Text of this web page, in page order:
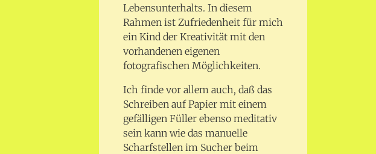
Lebensunterhalts. In diesem
Rahmen ist Zufriedenheit für mich
ein Kind der Kreativität mit den
vorhandenen eigenen
fotografischen Möglichkeiten.
Ich finde vor allem auch, daß das
Schreiben auf Papier mit einem
gefälligen Füller ebenso meditativ
sein kann wie das manuelle
Scharfstellen im Sucher beim